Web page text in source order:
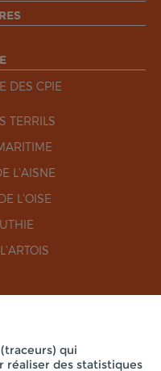
DES CPIE
TERRILS
L'AISNE
L'OISE
qui
réaliser des statistiques